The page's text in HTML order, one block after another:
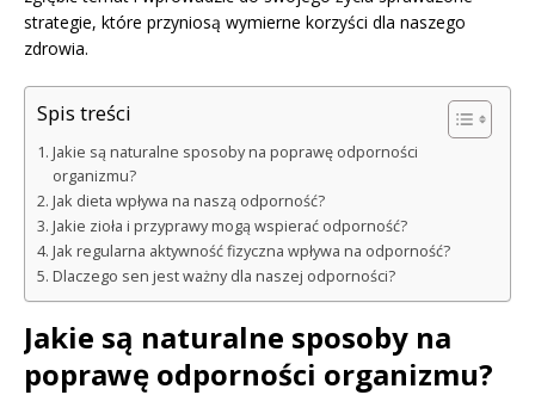
strategie, które przyniosą wymierne korzyści dla naszego
zdrowia.
Spis treści
Jakie są naturalne sposoby na poprawę odporności
organizmu?
Jak dieta wpływa na naszą odporność?
Jakie zioła i przyprawy mogą wspierać odporność?
Jak regularna aktywność fizyczna wpływa na odporność?
Dlaczego sen jest ważny dla naszej odporności?
Jakie są naturalne sposoby na
poprawę odporności organizmu?